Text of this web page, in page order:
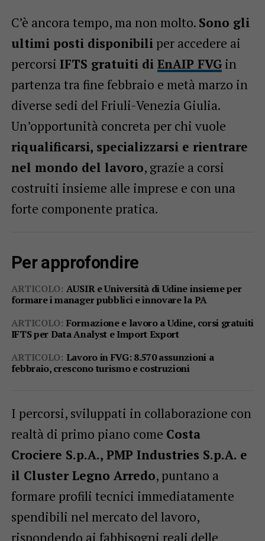
C’è ancora tempo, ma non molto. Sono gli
ultimi posti disponibiliper accedere ai
percorsi IFTS gratuiti di EnAIP FVGin
partenza tra fine febbraio e metà marzo in
diverse sedi del Friuli-Venezia Giulia.
Un’opportunità concreta per chi vuole
riqualificarsi, specializzarsi e rientrare
nel mondo del lavoro, grazie a corsi
costruiti insieme alle imprese e con una
forte componente pratica.
Per approfondire
ARTICOLO: AUSIR e Università di Udine insieme per
formare i manager pubblici e innovare la PA
ARTICOLO: Formazione e lavoro a Udine, corsi gratuiti
IFTS per Data Analyst e Import Export
ARTICOLO: Lavoro in FVG: 8.570 assunzioni a
febbraio, crescono turismo e costruzioni
I percorsi, sviluppati in collaborazione con
realtà di primo piano come Costa
Crociere S.p.A., PMP Industries S.p.A. e
il Cluster Legno Arredo, puntano a
formare profili tecnici immediatamente
spendibili nel mercato del lavoro,
rispondendo ai fabbisogni reali delle